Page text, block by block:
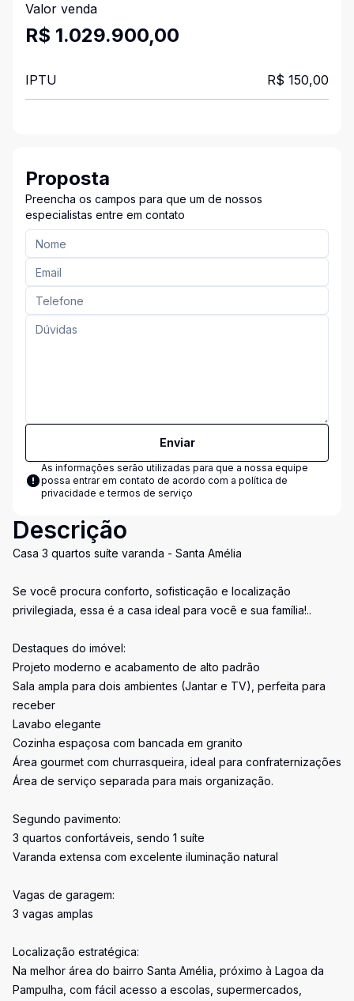
Valor venda
R$ 1.029.900,00
IPTU R$ 150,00
Proposta
Preencha os campos para que um de nossos
especialistas entre em contato
Enviar
As informações serão utilizadas para que a nossa equipe
possa entrar em contato de acordo com a política de
privacidade e termos de serviço
Descrição
Casa 3 quartos suíte varanda - Santa Amélia
Se você procura conforto, sofisticação e localização
privilegiada, essa é a casa ideal para você e sua família!..
Destaques do imóvel:
Projeto moderno e acabamento de alto padrão
Sala ampla para dois ambientes (Jantar e TV), perfeita para
receber
Lavabo elegante
Cozinha espaçosa com bancada em granito
Área gourmet com churrasqueira, ideal para confraternizações
Área de serviço separada para mais organização.
Segundo pavimento:
3 quartos confortáveis, sendo 1 suíte
Varanda extensa com excelente iluminação natural
Vagas de garagem:
3 vagas amplas
Localização estratégica:
Na melhor área do bairro Santa Amélia, próximo à Lagoa da
Pampulha, com fácil acesso a escolas, supermercados,